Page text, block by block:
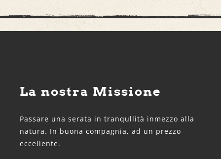
La nostra Missione
Passare una serata in tranqullità inmezzo alla
natura. In buona compagnia, ad un prezzo
eccellente.